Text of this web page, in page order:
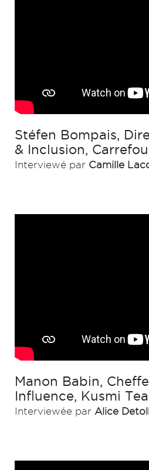
Stéfen Bompais,
& Inclusion,
Interviewé par Camille
Manon Babin,
Influence, Kusmi Tea
Interviewée par Alice